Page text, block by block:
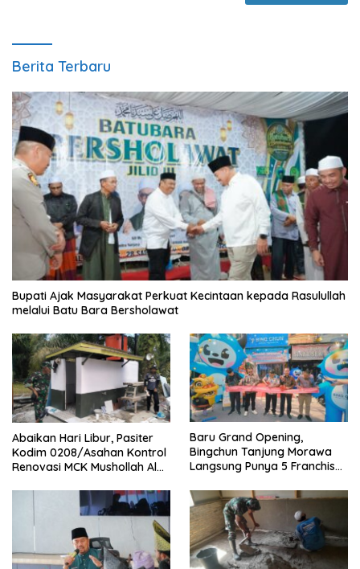
Berita Terbaru
Bupati Ajak Masyarakat Perkuat Kecintaan kepada Rasulullah
melalui Batu Bara Bersholawat
Abaikan Hari Libur, Pasiter
Kodim 0208/Asahan Kontrol
Renovasi MCK Mushollah Al
‎Baru Grand Opening,
Bingchun Tanjung Morawa
Langsung Punya 5 Franchise